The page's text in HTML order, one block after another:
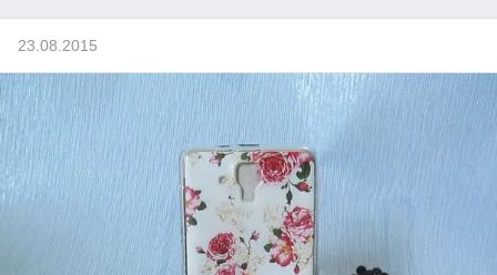
23.08.2015